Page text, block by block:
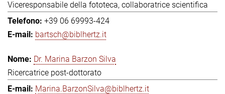
Viceresponsabile della fototeca, collaboratrice scientifica
+39 06 69993-424
bartsch@biblhertz.it
Dr. Marina Barzon Silva
Ricercatrice post-dottorato
Marina.BarzonSilva@biblhertz.it